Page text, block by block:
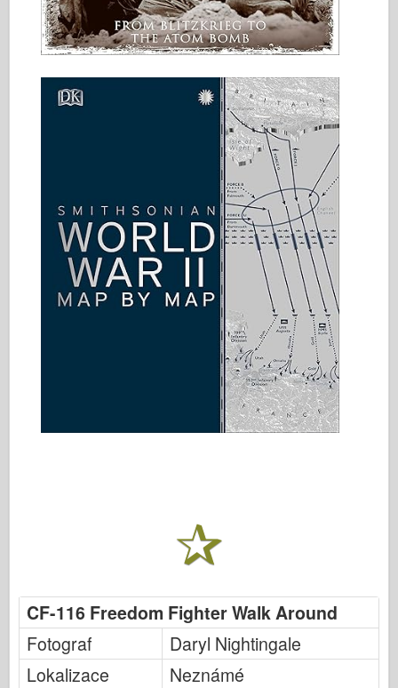
CF-116 Freedom Fighter Walk Around
Fotograf
Daryl Nightingale
Lokalizace
Neznámé